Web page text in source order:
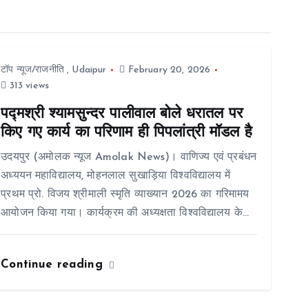
टॉप न्यूज/राजनीति, Udaipur
February 20, 2026
313 views
पद्मश्री श्यामसुन्दर पालीवाल बोले धरातल पर
किए गए कार्य का परिणाम ही पिपलांत्री मॉडल है
उदयपुर (अमोलक न्यूज Amolak News)। वाणिज्य एवं प्रबंधन
अध्ययन महाविद्यालय, मोहनलाल सुखाड़िया विश्वविद्यालय में
प्रथम प्रो. विजय श्रीमाली स्मृति व्याख्यान 2026 का गरिमामय
आयोजन किया गया। कार्यक्रम की अध्यक्षता विश्वविद्यालय के…
Continue reading